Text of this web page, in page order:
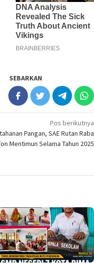
SEBARKAN
Pos berikutnya
Pangan, SAE Rutan Raba
Mentimun Selama Tahun 2025